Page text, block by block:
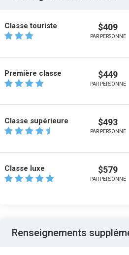
Classe touriste $409
PAR PERSONNE
Première classe $449
PAR PERSONNE
Classe supérieure $493
PAR PERSONNE
Classe luxe $579
PAR PERSONNE
Renseignements